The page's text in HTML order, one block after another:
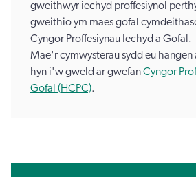
gweithwyr iechyd proffesiynol
gweithio ym maes gofal
Cyngor Proffesiynau Iechyd a Gofal.
Mae'r cymwysterau sydd eu
hyn i'w gweld ar gwefanCyngor
Gofal (HCPC).